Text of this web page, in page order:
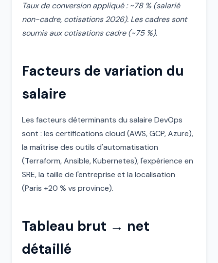
Taux de conversion appliqué : ~78 % (salarié
non-cadre, cotisations 2026). Les cadres sont
soumis aux cotisations cadre (~75 %).
Facteurs de variation du
salaire
Les facteurs déterminants du salaire DevOps
sont : les certifications cloud (AWS, GCP, Azure),
la maîtrise des outils d'automatisation
(Terraform, Ansible, Kubernetes), l'expérience en
SRE, la taille de l'entreprise et la localisation
(Paris +20 % vs province).
Tableau brut → net
détaillé